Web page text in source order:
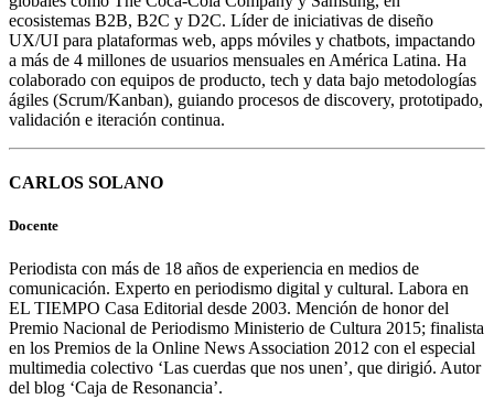
ecosistemas B2B, B2C y D2C. Líder de iniciativas de diseño
UX/UI para plataformas web, apps móviles y chatbots, impactando
a más de 4 millones de usuarios mensuales en América Latina. Ha
colaborado con equipos de producto, tech y data bajo metodologías
ágiles (Scrum/Kanban), guiando procesos de discovery, prototipado,
validación e iteración continua.
CARLOS SOLANO
Docente
Periodista con más de 18 años de experiencia en medios de
comunicación. Experto en periodismo digital y cultural. Labora en
EL TIEMPO Casa Editorial desde 2003. Mención de honor del
Premio Nacional de Periodismo Ministerio de Cultura 2015; finalista
en los Premios de la Online News Association 2012 con el especial
multimedia colectivo ‘Las cuerdas que nos unen’, que dirigió. Autor
del blog ‘Caja de Resonancia’.